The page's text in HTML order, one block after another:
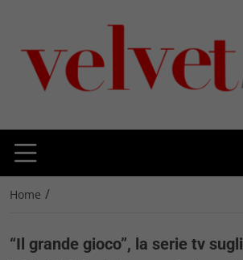
Home /
“Il grande gioco”, la serie tv